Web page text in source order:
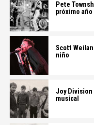
Pete
próximo año
Scott
niño
Joy Division
musical